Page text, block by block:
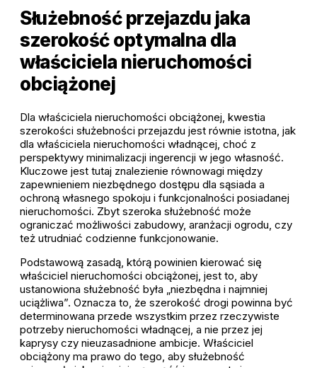
Służebność przejazdu jaka
szerokość optymalna dla
właściciela nieruchomości
obciążonej
Dla właściciela nieruchomości obciążonej, kwestia
szerokości służebności przejazdu jest równie istotna, jak
dla właściciela nieruchomości władnącej, choć z
perspektywy minimalizacji ingerencji w jego własność.
Kluczowe jest tutaj znalezienie równowagi między
zapewnieniem niezbędnego dostępu dla sąsiada a
ochroną własnego spokoju i funkcjonalności posiadanej
nieruchomości. Zbyt szeroka służebność może
ograniczać możliwości zabudowy, aranżacji ogrodu, czy
też utrudniać codzienne funkcjonowanie.
Podstawową zasadą, którą powinien kierować się
właściciel nieruchomości obciążonej, jest to, aby
ustanowiona służebność była „niezbędna i najmniej
uciążliwa”. Oznacza to, że szerokość drogi powinna być
determinowana przede wszystkim przez rzeczywiste
potrzeby nieruchomości władnącej, a nie przez jej
kaprysy czy nieuzasadnione ambicje. Właściciel
obciążony ma prawo do tego, aby służebność